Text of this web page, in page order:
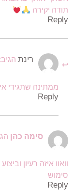
תודה יקירה
Reply
רינת הגיב:
ממתינה שתגידי
Reply
סימה כהן
וואוו איזה רעיון
סימוש
Reply